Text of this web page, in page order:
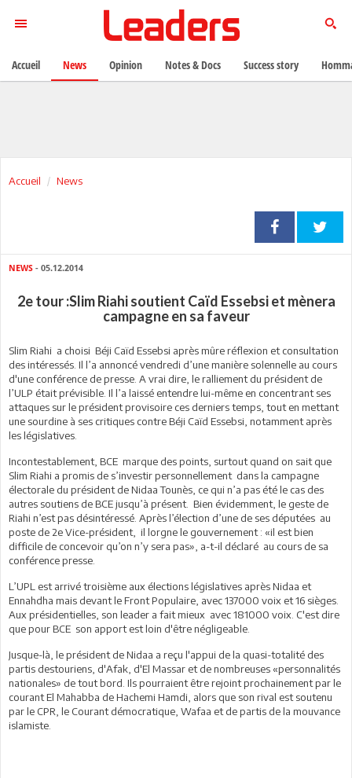
Accueil News
NEWS - 05.12.2014
2e tour :Slim Riahi soutient Caïd Essebsi et mènera
campagne en sa faveur
Slim Riahi a choisi Béji Caïd Essebsi après mûre réflexion et consultation
des intéressés. Il l’a annoncé vendredi d’une manière solennelle au cours
d'une conférence de presse. A vrai dire, le ralliement du président de
l’ULP était prévisible. Il l’a laissé entendre lui-même en concentrant ses
attaques sur le président provisoire ces derniers temps, tout en mettant
une sourdine à ses critiques contre Béji Caïd Essebsi, notamment après
les législatives.
Incontestablement, BCE marque des points, surtout quand on sait que
Slim Riahi a promis de s’investir personnellement dans la campagne
électorale du président de Nidaa Tounès, ce qui n’a pas été le cas des
autres soutiens de BCE jusqu’à présent. Bien évidemment, le geste de
Riahi n’est pas désintéressé. Après l’élection d’une de ses députées au
poste de 2e Vice-président, il lorgne le gouvernement : «il est bien
difficile de concevoir qu’on n’y sera pas», a-t-il déclaré au cours de sa
conférence presse.
L’UPL est arrivé troisième aux élections législatives après Nidaa et
Ennahdha mais devant le Front Populaire, avec 137000 voix et 16 sièges.
Aux présidentielles, son leader a fait mieux avec 181000 voix. C'est dire
que pour BCE son apport est loin d'être négligeable.
Jusque-là, le président de Nidaa a reçu l'appui de la quasi-totalité des
partis destouriens, d'Afak, d'El Massar et de nombreuses «personnalités
nationales» de tout bord. Ils pourraient être rejoint prochainement par le
courant El Mahabba de Hachemi Hamdi, alors que son rival est soutenu
par le CPR, le Courant démocratique, Wafaa et de partis de la mouvance
islamiste.
Accueil News Opinion Notes & Docs Success story